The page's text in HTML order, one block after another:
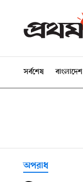
সর্বশেষ বাংলাদেশ
অপরাধ